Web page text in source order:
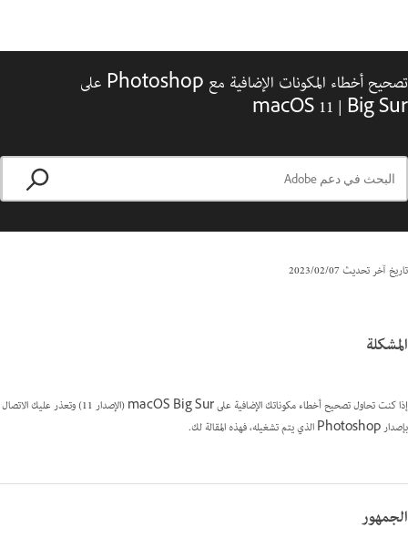
تصحيح أخطاء المكونات الإضافية مع Photoshop على
Big Sur ‏| macOS 11
تاريخ آخر تحديث07‏/02‏/2023
المشكلة
إذا كنت تحاول تصحيح أخطاء مكوناتك الإضافية على macOS Big Sur (الإصدار 11) وتعذر عليك الاتصال
بإصدار Photoshop الذي يتم تشغيله، فهذه المقالة لك.
الجمهور